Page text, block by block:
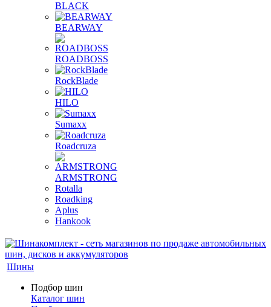
BLACK
BEARWAY
ROADBOSS
RockBlade
HILO
Sumaxx
Roadcruza
ARMSTRONG
Rotalla
Roadking
Aplus
Hankook
Шины
Подбор шин
Каталог шин